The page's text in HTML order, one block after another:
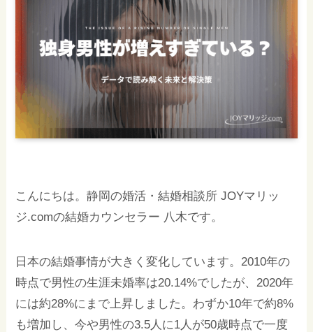
こんにちは。静岡の婚活・結婚相談所 JOYマリッ
ジ.comの結婚カウンセラー 八木です。
日本の結婚事情が大きく変化しています。2010年の
時点で男性の生涯未婚率は20.14%でしたが、2020年
には約28%にまで上昇しました。わずか10年で約8%
も増加し、今や男性の3.5人に1人が50歳時点で一度